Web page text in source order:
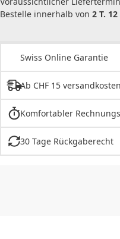
Bestelle innerhalb von 2 T.
Swiss Online Garantie
Ab CHF 15
Komfortabler
30 Tage Rückgaberecht